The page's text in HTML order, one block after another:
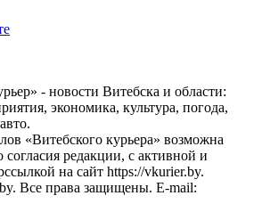
- новости Витебска и области:
экономика, культура, погода,
«Витебского курьера» возможна
согласия редакции, с активной и
на сайт https://vkurier.by.
Все права защищены. E-mail: